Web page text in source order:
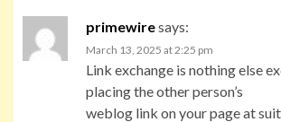
primewiresays:
March 13, 2025 at 2:25 pm
Link exchange is nothing else
placing the other person’s
weblog link on your page at